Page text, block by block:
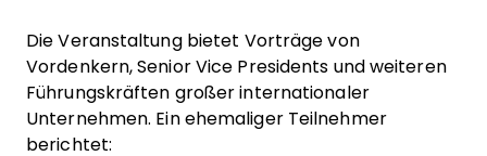
Die Veranstaltung bietet Vorträge von
Vordenkern, Senior Vice Presidents und weiteren
Führungskräften großer internationaler
Unternehmen. Ein ehemaliger Teilnehmer
berichtet: